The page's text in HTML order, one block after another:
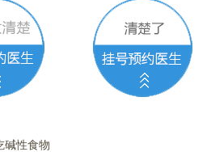
碱性食物